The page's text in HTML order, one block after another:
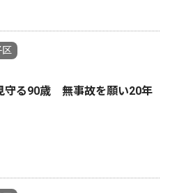
区
守る90歳 無事故を願い20年